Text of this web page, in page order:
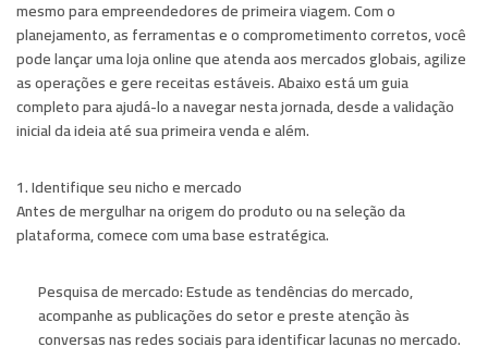
mesmo para empreendedores de primeira viagem. Com o
planejamento, as ferramentas e o comprometimento corretos, você
pode lançar uma loja online que atenda aos mercados globais, agilize
as operações e gere receitas estáveis. Abaixo está um guia
completo para ajudá-lo a navegar nesta jornada, desde a validação
inicial da ideia até sua primeira venda e além.
1. Identifique seu nicho e mercado
Antes de mergulhar na origem do produto ou na seleção da
plataforma, comece com uma base estratégica.
Pesquisa de mercado:Estude as tendências do mercado,
acompanhe as publicações do setor e preste atenção às
conversas nas redes sociais para identificar lacunas no mercado.